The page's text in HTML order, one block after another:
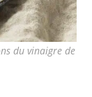
du vinaigre de